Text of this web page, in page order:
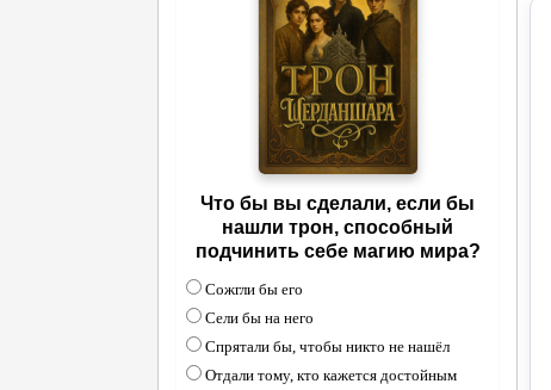
Что бы вы сделали, если бы
нашли трон, способный
подчинить себе магию мира?
Сожгли бы его
Сели бы на него
Спрятали бы, чтобы никто не нашёл
Отдали тому, кто кажется достойным